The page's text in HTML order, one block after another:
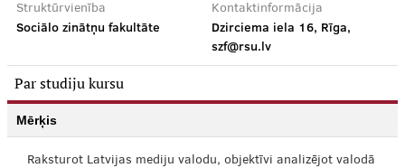
Struktūrvienība
Sociālo zinātņu fakultāte
Kontaktinformācija
Dzirciema iela 16, Rīga,
szf@rsu.lv
Par studiju kursu
Mērķis
Raksturot Latvijas mediju valodu, objektīvi analizējot valodā